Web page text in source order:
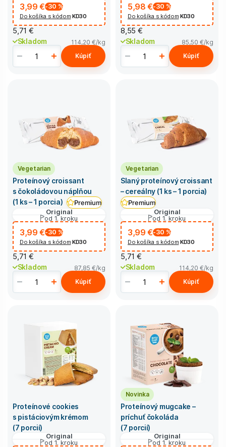
3,99 €-30 %
Do košíka s kódom KD30
5,71 €
Skladom 114,20 €/kg
Kúpiť
5,98 €-30 %
Do košíka s kódom KD30
8,55 €
Skladom 85,50 €/kg
Kúpiť
Vegetarian
Proteínový croissant
s čokoládovou náplňou
(1 ks – 1 porcia)
Premium
Original
od 1. kroku
3,99 €-30 %
Do košíka s kódom KD30
5,71 €
Skladom 87,85 €/kg
Kúpiť
Vegetarian
Slaný proteínový croissant
– cereálny (1 ks – 1 porcia)
Premium
Original
od 1. kroku
3,99 €-30 %
Do košíka s kódom KD30
5,71 €
Skladom 114,20 €/kg
Kúpiť
Proteínové cookies
s pistáciovým krémom
(7 porcií)
Original
od 1. kroku
Novinka
Proteínový mugcake –
príchuť čokoláda
(7 porcií)
Original
od 1. kroku